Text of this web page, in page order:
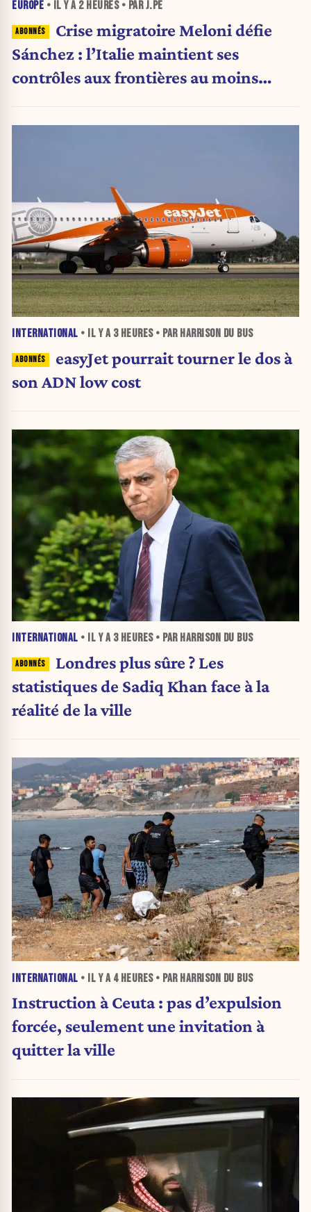
EUROPE • IL Y A 2 HEURES• PAR J.PE
Crise migratoire Meloni défie
Sánchez : l’Italie maintient ses
contrôles aux frontières au moins
INTERNATIONAL • IL Y A 3 HEURES• PAR HARRISON DU BUS
easyJet pourrait tourner le dos à
son ADN low cost
INTERNATIONAL • IL Y A 3 HEURES• PAR HARRISON DU BUS
Londres plus sûre ? Les
statistiques de Sadiq Khan face à la
réalité de la ville
INTERNATIONAL • IL Y A 4 HEURES• PAR HARRISON DU BUS
Instruction à Ceuta : pas d’expulsion
forcée, seulement une invitation à
quitter la ville